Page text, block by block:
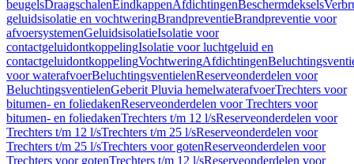
beugelsDraagschalenEindkappenAfdichtingenBeschermdeksels
geluidsisolatie en vochtweringBrandpreventieBrandpreventie voor
afvoersystemenGeluidsisolatieIsolatie voor
contactgeluidontkoppelingIsolatie voor luchtgeluid en
contactgeluidontkoppelingVochtweringAfdichtingen
voor waterafvoerBeluchtingsventielenReserveonderdelen voor
BeluchtingsventielenGeberit Pluvia hemelwaterafvoerTrechters voor
bitumen- en foliedakenReserveonderdelen voor Trechters voor
bitumen- en foliedakenTrechters t/m 12 l/sReserveonderdelen voor
Trechters t/m 12 l/sTrechters t/m 25 l/sReserveonderdelen voor
Trechters t/m 25 l/sTrechters voor gotenReserveonderdelen voor
Trechters voor gotenTrechters t/m 12 l/sReserveonderdelen voor